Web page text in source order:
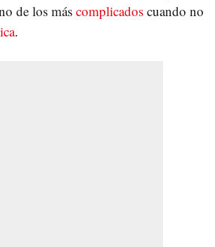
de los máscomplicados cuando no
.